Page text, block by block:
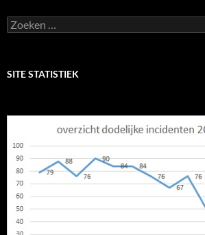
Zoeken
naar:
SITE STATISTIEK